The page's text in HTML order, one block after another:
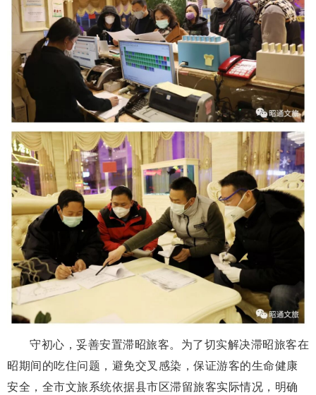
守初心，妥善安置滞昭旅客。为了切实解决滞昭旅客在
昭期间的吃住问题，避免交叉感染，保证游客的生命健康
安全，全市文旅系统依据县市区滞留旅客实际情况，明确